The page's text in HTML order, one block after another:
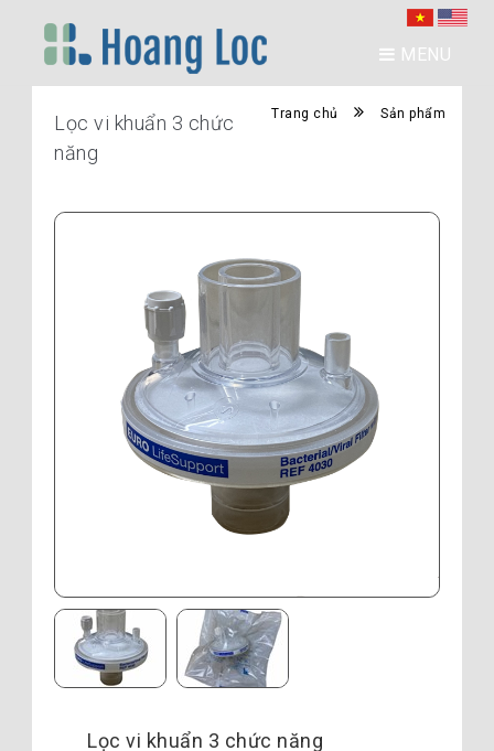
MENU
Trang chủ Sản phẩm
Lọc vi khuẩn 3 chức
năng
Lọc vi khuẩn 3 chức năng